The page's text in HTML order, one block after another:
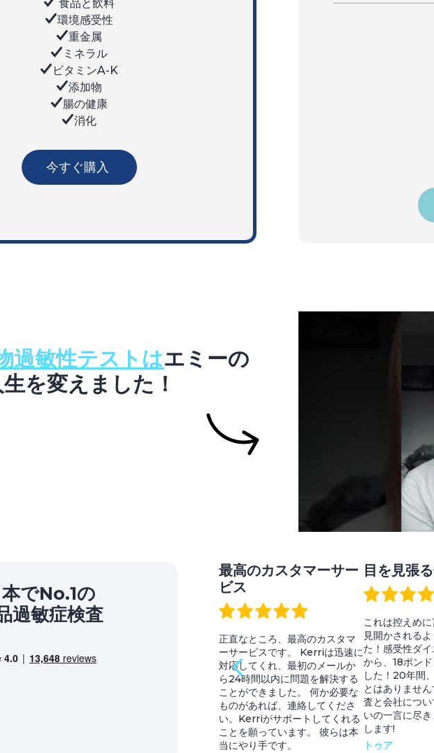
食品と飲料
環境感受性
重金属
ミネラル
ビタミンA-K
添加物
腸の健康
消化
今すぐ購入
過敏性テストはエミーの
生を変えました！
本でNo.1の
過敏症検査
最高のカスタマーサー
ビス
正直なところ、最高のカスタマ
ーサービスです。 Kerriは迅速に
対応してくれ、最初のメールか
ら24時間以内に問題を解決する
ことができました。 何か必要な
ものがあれば、連絡してくださ
い。Kerriがサポートしてくれる
ことを願っています。 彼らは本
当にやり手です。
目を見張
これは控えめ
見開かされる
た！感受性ダ
から、18ポン
した！20年間
とはありませ
査と会社につ
いの一言に尽
します!
トゥア